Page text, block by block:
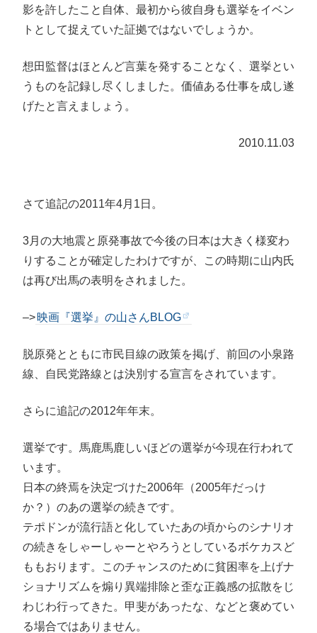
影を許したこと自体、最初から彼自身も選挙をイベン
トとして捉えていた証拠ではないでしょうか。
想田監督はほとんど言葉を発することなく、選挙とい
うものを記録し尽くしました。価値ある仕事を成し遂
げたと言えましょう。
2010.11.03
さて追記の2011年4月1日。
3月の大地震と原発事故で今後の日本は大きく様変わ
りすることが確定したわけですが、この時期に山内氏
は再び出馬の表明をされました。
–>映画『選挙』の山さんBLOG
脱原発とともに市民目線の政策を掲げ、前回の小泉路
線、自民党路線とは決別する宣言をされています。
さらに追記の2012年年末。
選挙です。馬鹿馬鹿しいほどの選挙が今現在行われて
います。
日本の終焉を決定づけた2006年（2005年だっけ
か？）のあの選挙の続きです。
テポドンが流行語と化していたあの頃からのシナリオ
の続きをしゃーしゃーとやろうとしているボケカスど
ももおります。このチャンスのために貧困率を上げナ
ショナリズムを煽り異端排除と歪な正義感の拡散をじ
わじわ行ってきた。甲斐があったな、などと褒めてい
る場合ではありません。